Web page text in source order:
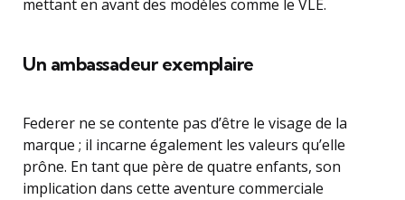
mettant en avant des modèles comme le VLE.
Un ambassadeur exemplaire
Federer ne se contente pas d’être le visage de la
marque ; il incarne également les valeurs qu’elle
prône. En tant que père de quatre enfants, son
implication dans cette aventure commerciale